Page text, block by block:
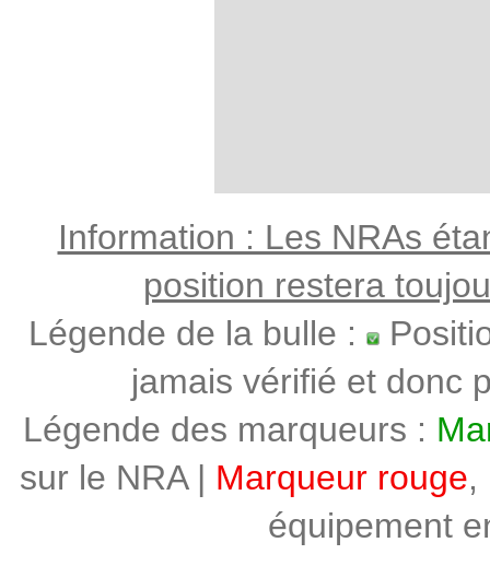
Information : Les NRAs
position restera
Légende de la bulle :
jamais vérifié et donc
Légende des marqueurs :
sur le NRA | Marqueur rouge,
équipement